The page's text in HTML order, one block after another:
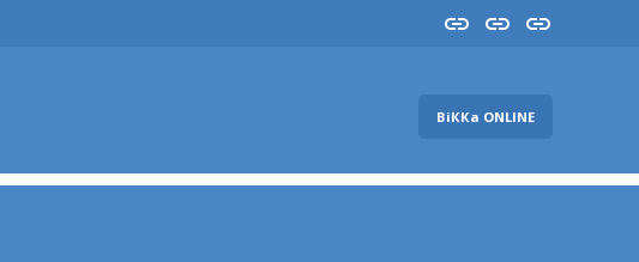
InstaYouTube
FB
ВіККа ONLINE